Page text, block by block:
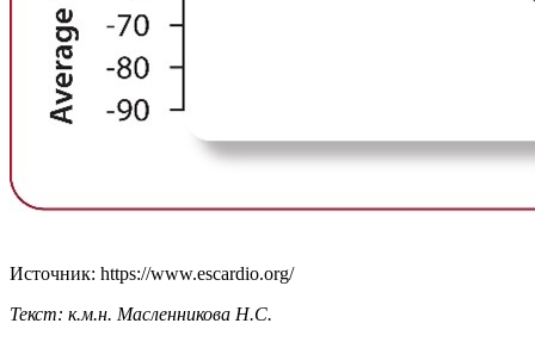
Источник: https://www.escardio.org/
Текст: к.м.н. Масленникова Н.С.